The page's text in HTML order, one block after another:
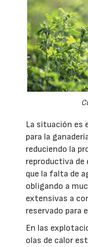
La situación es
para la
reduciendo la
reproductiva
que la falta de
obligando a
extensivas a
reservado para
En las
olas de calor